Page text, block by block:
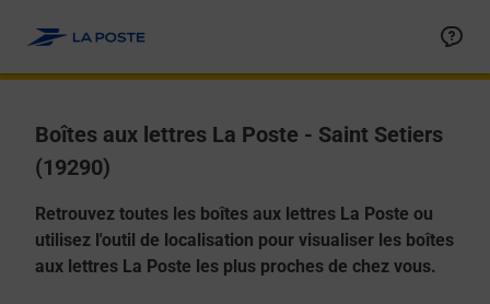
Boîtes aux lettres La Poste - Saint Setiers
(19290)
Retrouvez toutes les boîtes aux lettres La Poste ou
utilisez l'outil de localisation pour visualiser les boîtes
aux lettres La Poste les plus proches de chez vous.